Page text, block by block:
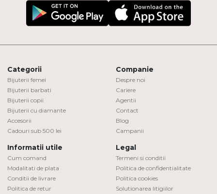
Categorii
Bijuterii femei
Bijuterii barbati
Bijuterii copii
Bijuterii cu diamante
Accesorii
Cadouri sub 500 lei
Companie
Despre noi
Cariere
Agentii
Contact
Blog
Campanii
Informatii utile
Cum comand
Modalitati de plata
Conditii de livrare
Politica de retur
Legal
Termeni si conditii
Politica de confidentialitate
Politica cookies
Solutionarea litigiilor